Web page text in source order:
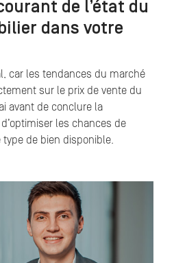
de l’état du
dans votre
car les tendances du marché
sur le prix de vente du
avant de conclure la
les chances de
de bien disponible.